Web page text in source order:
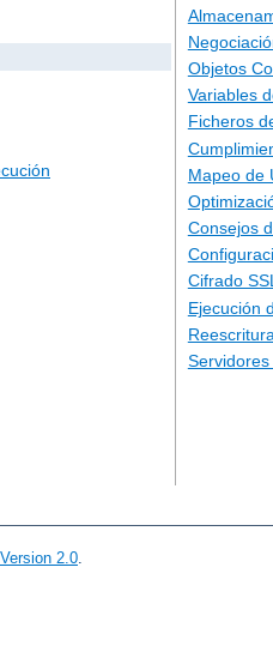
Objetos
Variables
Ficheros
Mapeo de
Consejos
Cifrado
Ejecución
2.0